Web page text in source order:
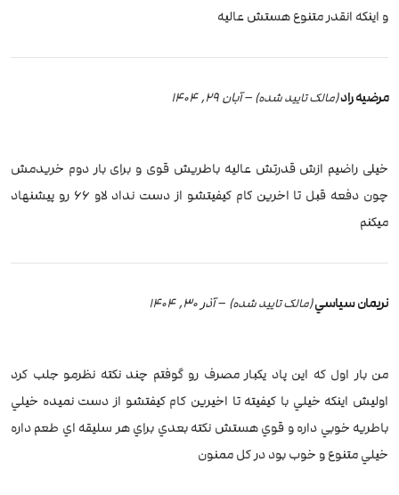
و اینکه انقدر متنوع هستش عالیه
مرضیه راد(مالک تایید شده) –آبان 29, 1404
خیلی راضیم ازش قدرتش عالیه باطریش قوی و برای بار دوم خریدمش
چون دفعه قبل تا اخرین کام کیفیتشو از دست نداد لاو ۶۶ رو پیشنهاد
میکنم
نريمان سياسي(مالک تایید شده) –آذر 30, 1404
من بار اول كه اين پاد يكبار مصرف رو گوفتم چند نكته نظرمو جلب كرد
اوليش اينكه خيلي با كيفيته تا اخيرين كام كيفتشو از دست نميده خيلي
باطريه خوبي داره و قوي هستش نكته بعدي براي هر سليقه اي طعم داره
خيلي متنوع و خوب بود در كل ممنون